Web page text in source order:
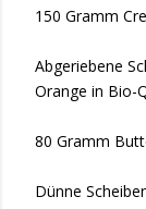
150 Gramm
Abgeriebene
Orange in Bio-
80 Gramm
Dünne